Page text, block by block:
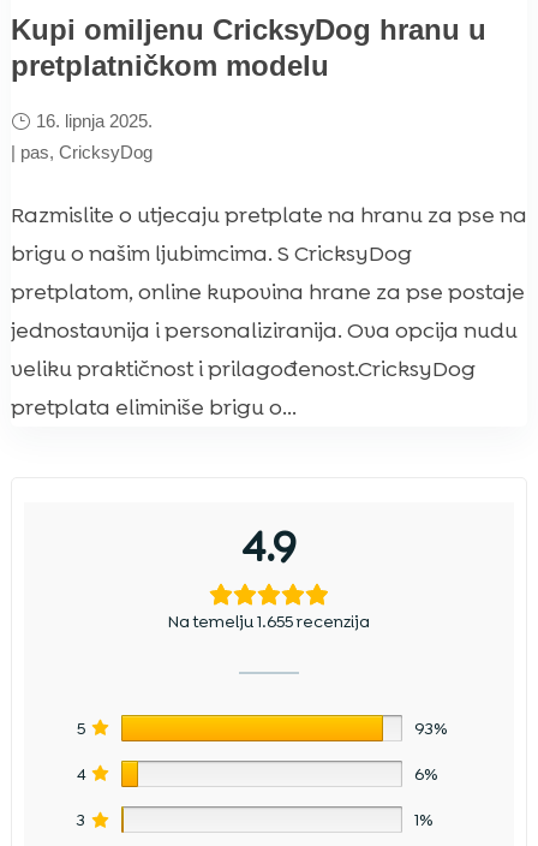
Kupi omiljenu CricksyDog hranu u
pretplatničkom modelu
16. lipnja 2025.
| pas, CricksyDog
Razmislite o utjecaju pretplate na hranu za pse na
brigu o našim ljubimcima. S CricksyDog
pretplatom, online kupovina hrane za pse postaje
jednostavnija i personaliziranija. Ova opcija nudu
veliku praktičnost i prilagođenost.CricksyDog
pretplata eliminiše brigu o...
4.9
Na temelju 1.655 recenzija
5 93%
4 6%
3 1%